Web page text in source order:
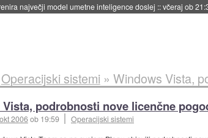
največji model umetne inteligence doslej ::včeraj ob
Operacijski sistemi » Windows Vista,
podrobnosti nove licenčne
2006ob 19:59
Operacijski sistemi